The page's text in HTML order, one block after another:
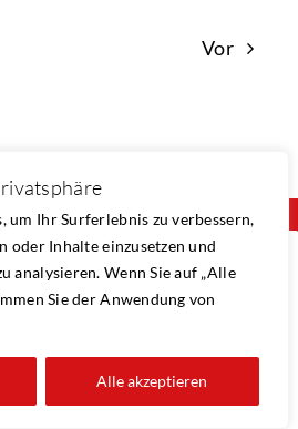
um Ihr Surferlebnis zu verbessern,
oder Inhalte einzusetzen und
analysieren. Wenn Sie auf „Alle
Sie der Anwendung von
Alle akzeptieren
Vor
Hellweg
Impressum